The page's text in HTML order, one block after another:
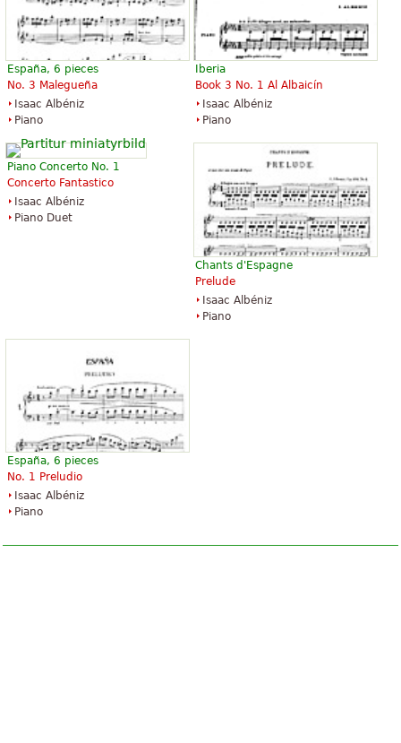
España, 6 pieces
No. 3 Malegueña
Isaac Albéniz
Piano
Iberia
Book 3 No. 1 Al Albaicín
Isaac Albéniz
Piano
Piano Concerto No. 1
Concerto Fantastico
Isaac Albéniz
Piano Duet
Chants d'Espagne
Prelude
Isaac Albéniz
Piano
España, 6 pieces
No. 1 Preludio
Isaac Albéniz
Piano